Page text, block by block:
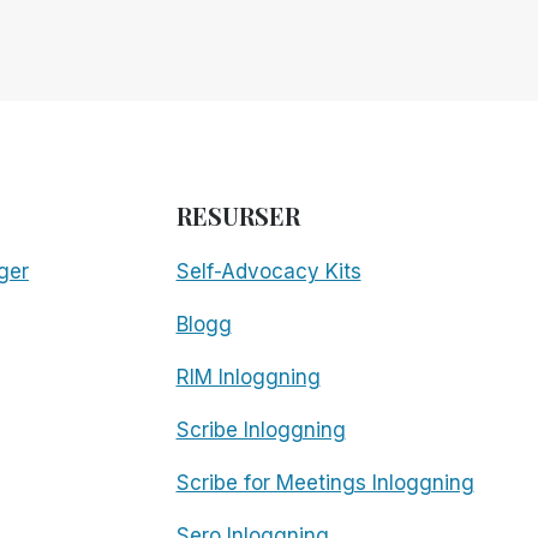
RESURSER
Self-Advocacy Kits
Blogg
RIM Inloggning
Scribe Inloggning
Scribe for Meetings Inloggning